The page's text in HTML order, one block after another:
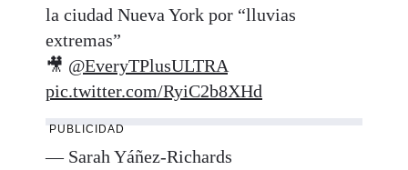
la ciudad Nueva York por “lluvias
extremas”
🎥 @EveryTPlusULTRA
pic.twitter.com/RyiC2b8XHd
PUBLICIDAD
— Sarah Yáñez-Richards